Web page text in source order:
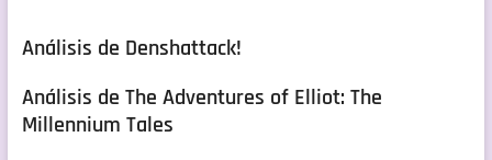
Análisis de Denshattack!
Análisis de The Adventures of Elliot: The
Millennium Tales